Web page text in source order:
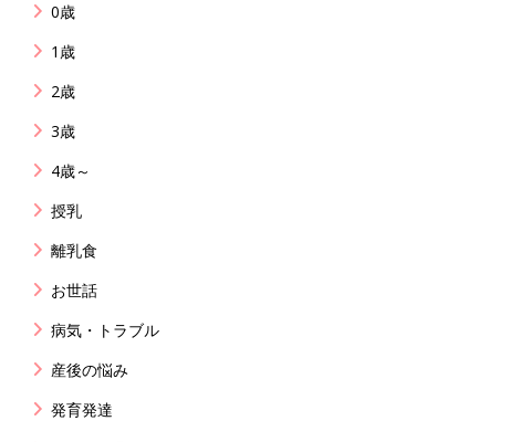
0歳
1歳
2歳
3歳
4歳～
授乳
離乳食
お世話
病気・トラブル
産後の悩み
発育発達